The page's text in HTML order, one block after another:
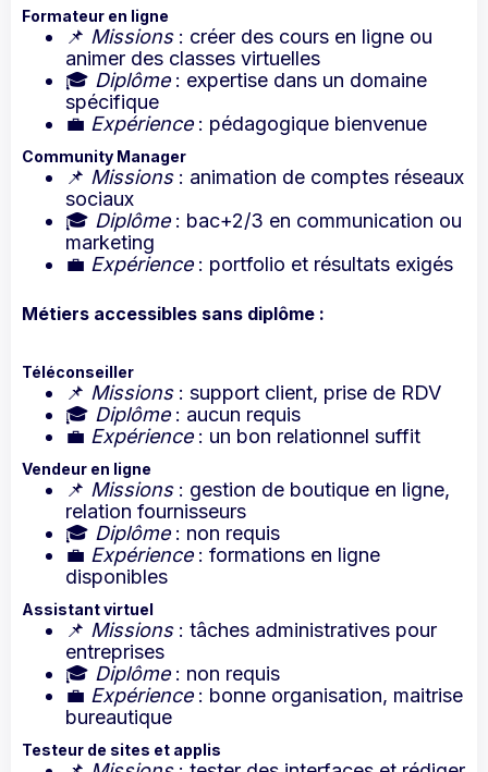
Formateur en ligne
📌 Missions: créer des cours en ligne ou
animer des classes virtuelles
🎓 Diplôme: expertise dans un domaine
spécifique
💼 Expérience: pédagogique bienvenue
Community Manager
📌 Missions: animation de comptes réseaux
sociaux
🎓 Diplôme: bac+2/3 en communication ou
marketing
💼 Expérience: portfolio et résultats exigés
Métiers accessibles sans diplôme :
Téléconseiller
📌 Missions: support client, prise de RDV
🎓 Diplôme: aucun requis
💼 Expérience: un bon relationnel suffit
Vendeur en ligne
📌 Missions: gestion de boutique en ligne,
relation fournisseurs
🎓 Diplôme: non requis
💼 Expérience: formations en ligne
disponibles
Assistant virtuel
📌 Missions: tâches administratives pour
entreprises
🎓 Diplôme: non requis
💼 Expérience: bonne organisation, maitrise
bureautique
Testeur de sites et applis